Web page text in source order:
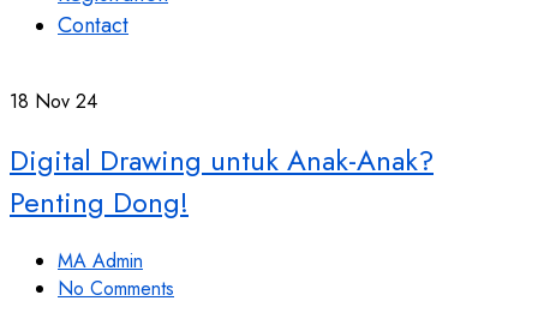
Contact
18 Nov 24
Digital Drawing untuk Anak-Anak?
Penting Dong!
MA Admin
No Comments